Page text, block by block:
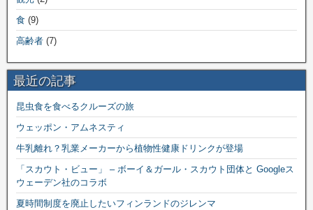
食 (9)
高齢者 (7)
最近の記事
昆虫食を食べるクルーズの旅
ウェッポン・アムネスティ
牛乳離れ？乳業メーカーから植物性健康ドリンクが登場
「スカウト・ビュー」 – ボーイ＆ガール・スカウト団体と Googleス
ウェーデン社のコラボ
夏時間制度を廃止したいフィンランドのジレンマ